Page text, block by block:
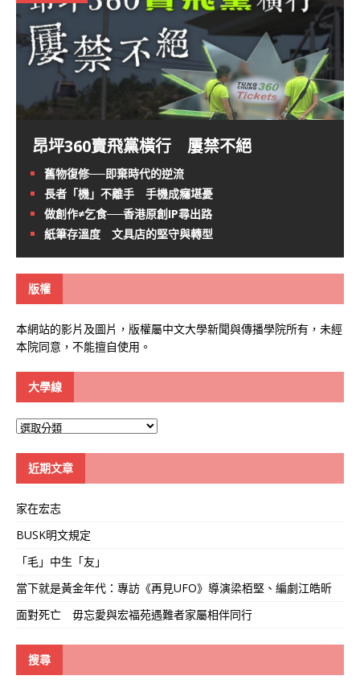
昂坪360賣飛黨橫行 屢禁不絕
舊物復修──即棄時代的逆流
長者「機」不離手 手機成癮堪憂
做創作≠乞食──香港原創IP尋出路
紙筆存溫度 文具店的堅守與轉型
版權
本網站的影片及圖片，版權屬中文大學新聞與傳播學院所有，未經
本院同意，不能擅自使用。
大學線
大
近期文章
家在宏志
BUSK明文規定
「毛」中生「友」
當下就是黃金年代：專訪《再見UFO》導演梁栢堅、編劇江皓昕
面對死亡 毋忘愛與宏福苑遇難者家屬相伴同行
搜尋